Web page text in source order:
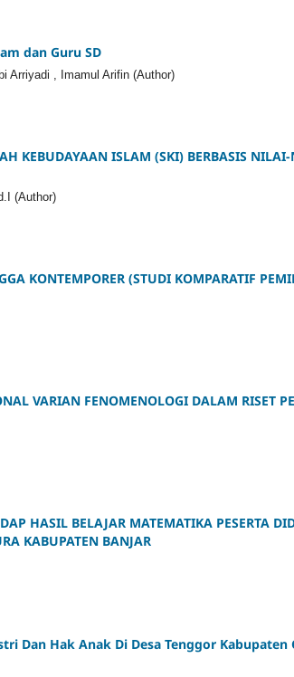
dan Guru SD
Arriyadi , Imamul Arifin (Author)
KEBUDAYAAN ISLAM (SKI) BERBASIS
(Author)
KONTEMPORER (STUDI KOMPARATIF
VARIAN FENOMENOLOGI DALAM RISET
HASIL BELAJAR MATEMATIKA PESERTA
KABUPATEN BANJAR
Dan Hak Anak Di Desa Tenggor